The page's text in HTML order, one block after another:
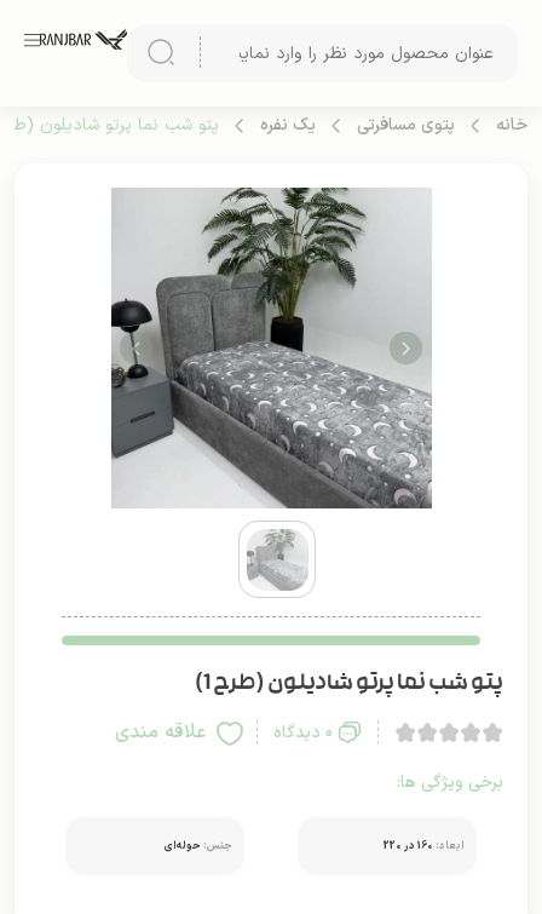
خانه پتوی مسافرتی یک نفره پتو شب نما پرتو شادیلون (طرح
پتو شب نما پرتو شادیلون (طرح 1)
0 دیدگاه علاقه مندی
برخی ویژگی ها:
ابعاد: 160 در 220 جنس: حوله‌ای